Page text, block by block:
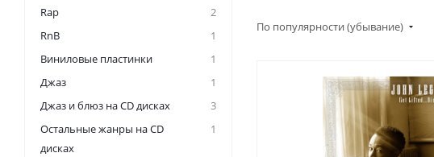
По популярности (убывание)
Rap
2
RnB
1
Виниловые пластинки
1
Джаз
1
Джаз и блюз на CD дисках
3
Остальные жанры на CD
дисках
1